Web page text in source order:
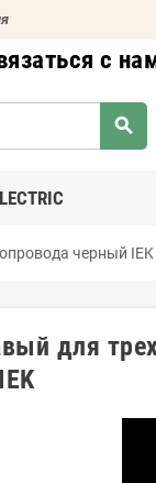
с
search
черный IEK
для